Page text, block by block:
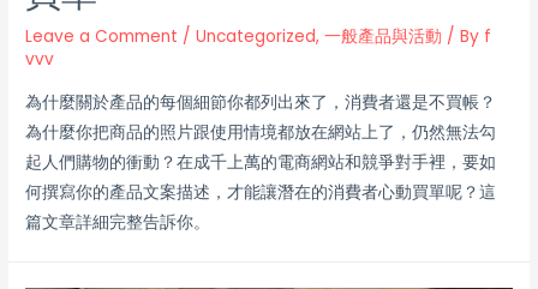
Leave a Comment /Uncategorized,一般產品與活動 / By f
vvv
為什麼關於產品的每個細節你都列出來了，消費者還是不買帳？
為什麼你把商品的照片跟使用情境都放在網站上了，仍然無法勾
起人們購物的衝動？在成千上萬的電商網站和競爭對手裡，要如
何撰寫你的產品文案描述，才能讓潛在的消費者心動買單呢？這
篇文章詳細完整告訴你。